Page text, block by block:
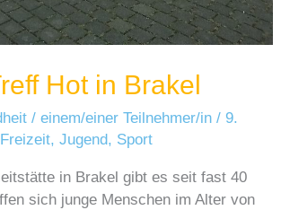
Hot in Brakel
/einem/einer Teilnehmer/in/9.
Freizeit,Jugend, Sport
in Brakel gibt es seit fast 40
sich junge Menschen im Alter von